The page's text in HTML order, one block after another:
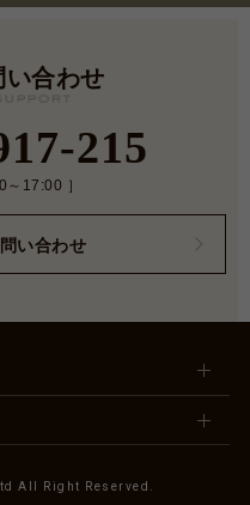
い合わせ
215
～17:00 ］
い合わせ
All Right Reserved.